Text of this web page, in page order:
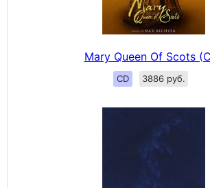
Mary Queen Of Scots
CD 3886 руб.